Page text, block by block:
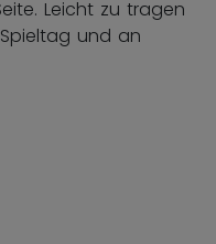
Leicht zu tragen
und an